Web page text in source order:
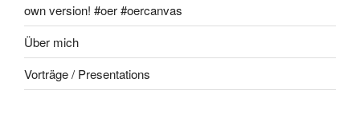
own version! #oer #oercanvas
Über mich
Vorträge / Presentations